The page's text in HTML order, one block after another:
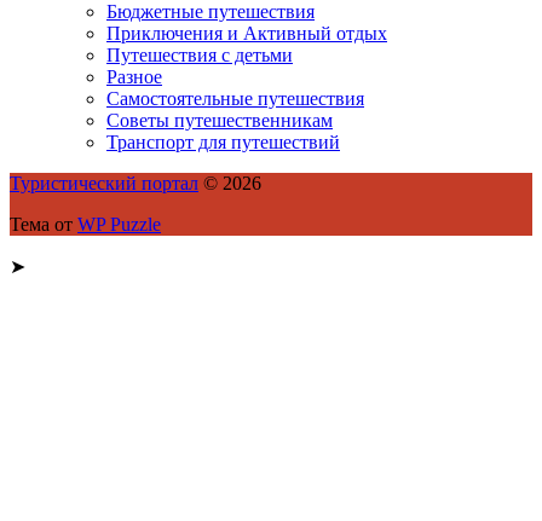
Бюджетные путешествия
Приключения и Активный отдых
Путешествия с детьми
Разное
Самостоятельные путешествия
Советы путешественникам
Транспорт для путешествий
Туристический портал © 2026
Тема от WP Puzzle
➤